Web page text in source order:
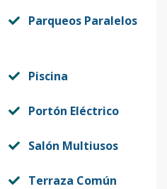
Parqueos Paralelos
Piscina
Portón Eléctrico
Salón Multiusos
Terraza Común